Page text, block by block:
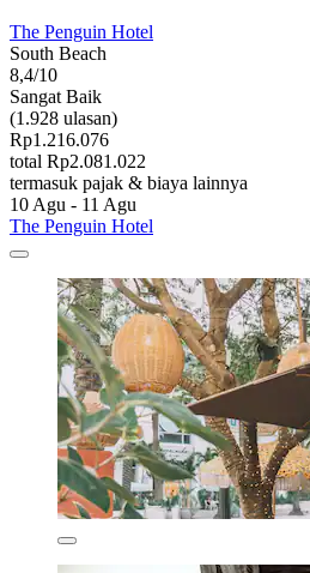
The Penguin Hotel
South Beach
8,4/10
Sangat Baik
(1.928 ulasan)
Rp1.216.076
total Rp2.081.022
termasuk pajak & biaya lainnya
10 Agu - 11 Agu
The Penguin Hotel